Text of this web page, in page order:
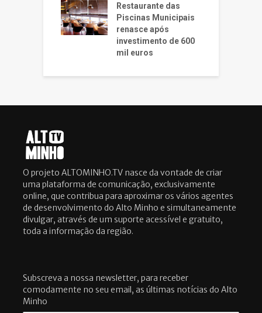
Restaurante das
Piscinas Municipais
renasce após
investimento de 600
mil euros
O projeto ALTOMINHO.TV nasce da vontade de criar
uma plataforma de comunicação, exclusivamente
online, que contribua para aproximar os vários agentes
de desenvolvimento do Alto Minho e simultaneamente
divulgar, através de um suporte acessível e gratuito,
toda a informação da região.
Subscreva a nossa newsletter, para receber
comodamente no seu email, as últimas notícias do Alto
Minho